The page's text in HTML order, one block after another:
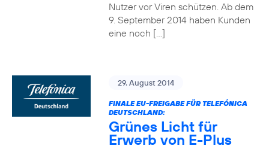
Nutzer vor Viren schützen. Ab dem
9. September 2014 haben Kunden
eine noch […]
29. August 2014
FINALE EU-FREIGABE FÜR TELEFÓNICA
DEUTSCHLAND:
Grünes Licht für
Erwerb von E-Plus